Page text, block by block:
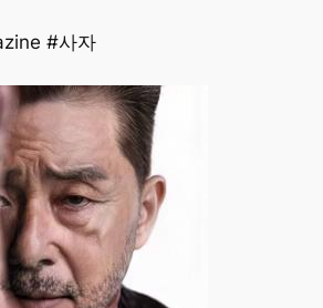
#사자